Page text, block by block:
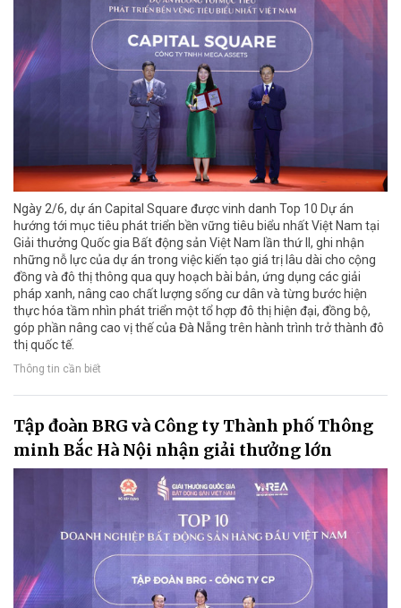
Ngày 2/6, dự án Capital Square được vinh danh Top 10 Dự án
hướng tới mục tiêu phát triển bền vững tiêu biểu nhất Việt Nam tại
Giải thưởng Quốc gia Bất động sản Việt Nam lần thứ II, ghi nhận
những nỗ lực của dự án trong việc kiến tạo giá trị lâu dài cho cộng
đồng và đô thị thông qua quy hoạch bài bản, ứng dụng các giải
pháp xanh, nâng cao chất lượng sống cư dân và từng bước hiện
thực hóa tầm nhìn phát triển một tổ hợp đô thị hiện đại, đồng bộ,
góp phần nâng cao vị thế của Đà Nẵng trên hành trình trở thành đô
thị quốc tế.
Thông tin cần biết
Tập đoàn BRG và Công ty Thành phố Thông
minh Bắc Hà Nội nhận giải thưởng lớn